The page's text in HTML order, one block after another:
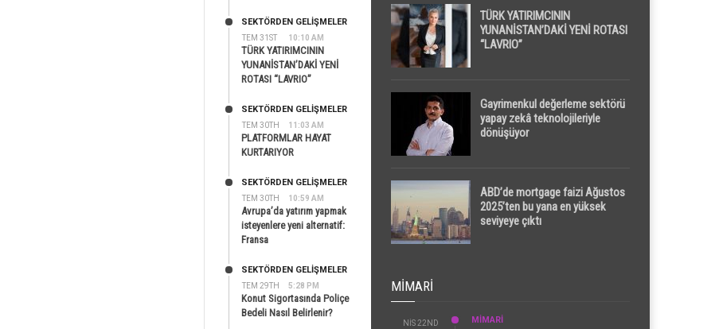
TEM 31ST 10:10 AM
SEKTÖRDEN GELIŞMELER
TÜRK YATIRIMCININ
YUNANİSTAN’DAKİ YENİ
ROTASI “LAVRIO”
TEM 30TH 11:03 AM
SEKTÖRDEN GELIŞMELER
PLATFORMLAR HAYAT
KURTARIYOR
TEM 30TH 10:59 AM
SEKTÖRDEN GELIŞMELER
Avrupa’da yatırım yapmak
isteyenlere yeni alternatif:
Fransa
TEM 29TH 5:28 PM
SEKTÖRDEN GELIŞMELER
Konut Sigortasında Poliçe
Bedeli Nasıl Belirlenir?
TÜRK YATIRIMCININ
YUNANİSTAN’DAKİ YENİ ROTASI
“LAVRIO”
Gayrimenkul değerleme sektörü
yapay zekâ teknolojileriyle
dönüşüyor
ABD’de mortgage faizi Ağustos
2025’ten bu yana en yüksek
seviyeye çıktı
MIMARI
NIS 22ND
MİMARİ